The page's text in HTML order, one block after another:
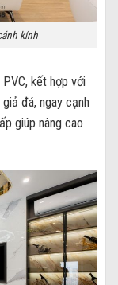
kính
kết hợp với
đá, ngay cạnh
giúp nâng cao